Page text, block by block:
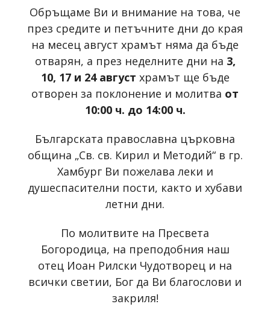
Обръщаме Ви и внимание на това, че
през средите и петъчните дни до края
на месец август храмът няма да бъде
отварян, а през неделните дни на 3,
10, 17 и 24 август храмът ще бъде
отворен за поклонение и молитва от
10:00 ч. до 14:00 ч.
Българската православна църковна
община „Св. св. Кирил и Методий“ в гр.
Хамбург Ви пожелава леки и
душеспасителни пости, както и хубави
летни дни.
По молитвите на Пресвета
Богородица, на преподобния наш
отец Иоан Рилски Чудотворец и на
всички светии, Бог да Ви благослови и
закриля!